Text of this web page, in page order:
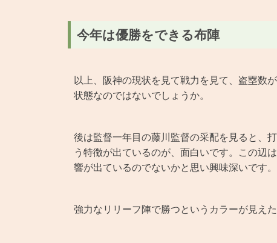
今年は優勝をできる布陣
以上、阪神の現状を見て戦力を見て、盗塁数
状態なのではないでしょうか。
後は監督一年目の藤川監督の采配を見ると、
う特徴が出ているのが、面白いです。この辺
響が出ているのでないかと思い興味深いです。
強力なリリーフ陣で勝つというカラーが見え